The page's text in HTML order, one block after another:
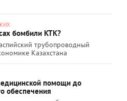
бомбили КТК?
трубопроводный
Казахстана
помощи до
обеспечения